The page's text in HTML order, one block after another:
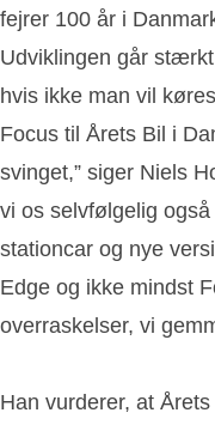
fejrer 100 år i
Udviklingen går
hvis ikke man vil
Focus til Årets Bil i
svinget,” siger Niels
vi os selvfølgelig
stationcar og nye
Edge og ikke mindst
overraskelser, vi
Han vurderer, at